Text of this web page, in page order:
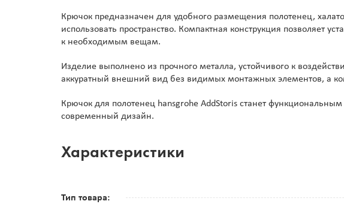
Крючок предназначен для удобного размещения полотенец,
использовать пространство. Компактная конструкция позволяет
к необходимым вещам.
Изделие выполнено из прочного металла, устойчивого к
аккуратный внешний вид без видимых монтажных элементов, а
Крючок для полотенец hansgrohe AddStoris станет
современный дизайн.
Характеристики
Тип товара: